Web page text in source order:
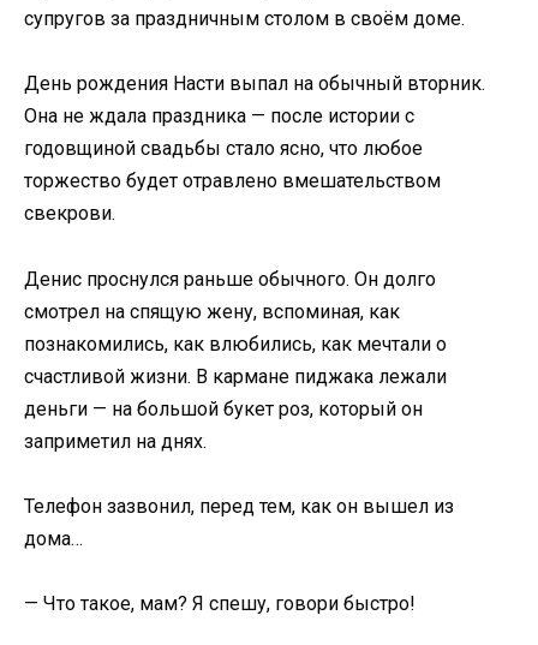
супругов за праздничным столом в своём доме.
День рождения Насти выпал на обычный вторник.
Она не ждала праздника — после истории с
годовщиной свадьбы стало ясно, что любое
торжество будет отравлено вмешательством
свекрови.
Денис проснулся раньше обычного. Он долго
смотрел на спящую жену, вспоминая, как
познакомились, как влюбились, как мечтали о
счастливой жизни. В кармане пиджака лежали
деньги — на большой букет роз, который он
заприметил на днях.
Телефон зазвонил, перед тем, как он вышел из
дома…
— Что такое, мам? Я спешу, говори быстро!